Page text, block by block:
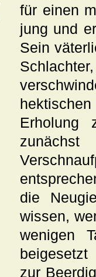
für einen
jung und
Sein
Erholung
die
wissen,
wenigen
zur